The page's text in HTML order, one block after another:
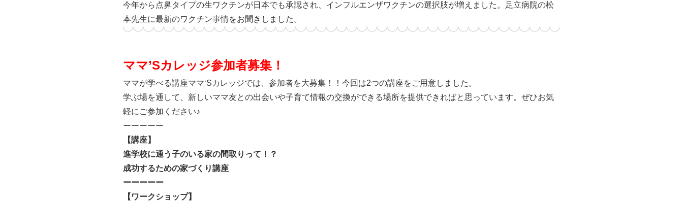
今年から点鼻タイプの生ワクチンが日本でも承認され、インフルエンザワクチンの選択肢が増えました。足立病院の松
本先生に最新のワクチン事情をお聞きしました。
ママ’Sカレッジ参加者募集！
ママが学べる講座ママ‘Sカレッジでは、参加者を大募集！！今回は2つの講座をご用意しました。
学ぶ場を通して、新しいママ友との出会いや子育て情報の交換ができる場所を提供できればと思っています。ぜひお気
軽にご参加ください♪
ーーーーー
【講座】
進学校に通う子のいる家の間取りって！？
成功するための家づくり講座
ーーーーー
【ワークショップ】